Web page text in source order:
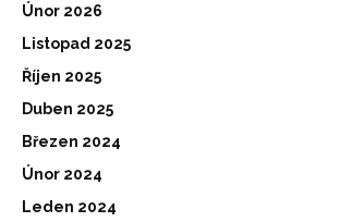
Únor 2026
Listopad 2025
Říjen 2025
Duben 2025
Březen 2024
Únor 2024
Leden 2024